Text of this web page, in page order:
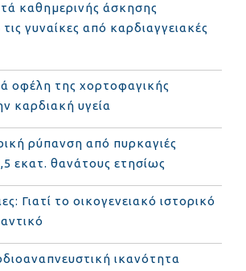
καθημερινής άσκησης
γυναίκες από καρδιαγγειακές
οφέλη της χορτοφαγικής
καρδιακή υγεία
ρύπανση από πυρκαγιές
εκατ. θανάτους ετησίως
Γιατί το οικογενειακό ιστορικό
ικανότητα